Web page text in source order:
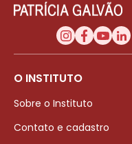
O INSTITUTO
Sobre o Instituto
Contato e cadastro